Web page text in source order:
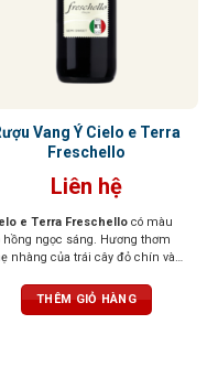
Vang Ý Cielo e Terra
Freschello
Liên hệ
e Terra Freschello có màu
hồng ngọc sáng. Hương thơm
nhàng của trái cây đỏ chín và
ngào khi thưởng thức.
THÊM GIỎ HÀNG